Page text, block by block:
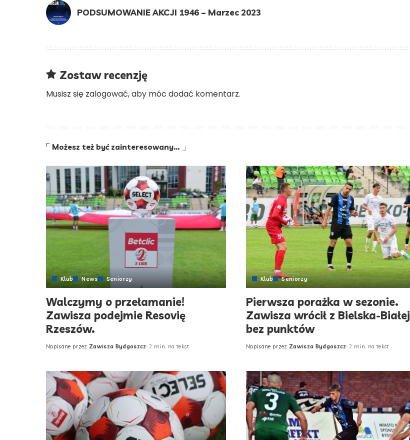
PODSUMOWANIE AKCJI 1946 – Marzec 2023
Zostaw recenzję
Musisz się zalogować, aby móc dodać komentarz.
Możesz też być zainteresowany…
Klub News Seniorzy
Walczymy o przełamanie!
Zawisza podejmie Resovię
Rzeszów.
Posted
Napisane przez Zawisza Bydgoszcz 2 min. na tekst
Klub Seniorzy
Pierwsza porażka w sezonie.
Zawisza wrócił z Bielska-Białej
bez punktów
Posted
Napisane przez Zawisza Bydgoszcz 2 min. na tekst